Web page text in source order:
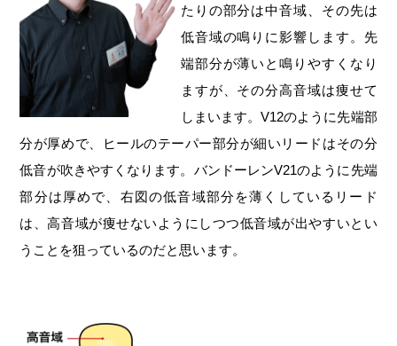
たりの部分は中音域、その先は
低音域の鳴りに影響します。先
端部分が薄いと鳴りやすくなり
ますが、その分高音域は痩せて
しまいます。V12のように先端部
分が厚めで、ヒールのテーパー部分が細いリードはその分
低音が吹きやすくなります。バンドーレンV21のように先端
部分は厚めで、右図の低音域部分を薄くしているリード
は、高音域が痩せないようにしつつ低音域が出やすいとい
うことを狙っているのだと思います。